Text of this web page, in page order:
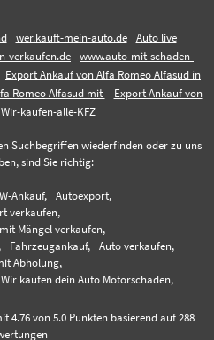
wer.kauft-mein-auto.de
Auto live
verkaufen.de
www.auto-mit-schaden-
Export Ankauf von Alfa Romeo Alfasud in
Romeo Alfasud mit
Export Ankauf von
Wir-kaufen-alle-KFZ
Suchbegriffen wiederfinden oder zu uns
sind Sie richtig:
Ankauf,
Autoexport,
verkaufen,
Mängel verkaufen,
Fahrzeugankauf,
Auto verkaufen,
Abholung,
Wir kaufen dein Auto Motorschaden,
4.76von 5.0 Punkten basierend auf 288